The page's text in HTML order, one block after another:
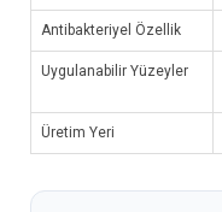
Antibakteriyel Özellik
Uygulanabilir Yüzeyler
Üretim Yeri